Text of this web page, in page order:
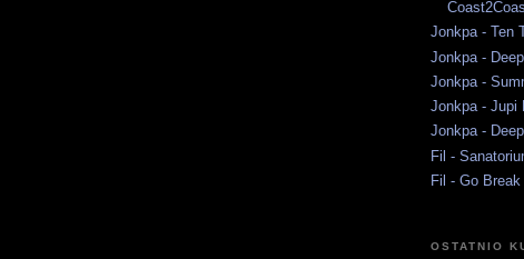
Jonkpa - Ten
Jonkpa -
Jonkpa -
Jonkpa - Jupi
Jonkpa -
Fil -
Fil - Go
OSTATNIO